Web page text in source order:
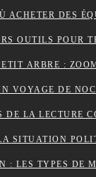
VOYAGE DE
SITUATION